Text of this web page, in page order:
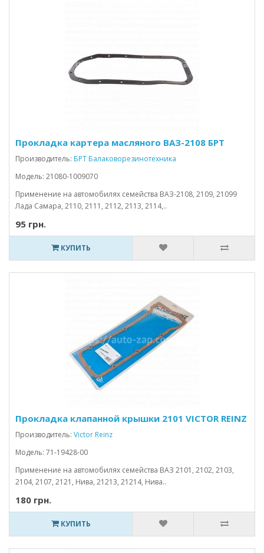
Прокладка картера масляного ВАЗ-2108 БРТ
Производитель: БРТ Балаковорезинотехника
Модель: 21080-1009070
Применение на автомобилях семейства ВАЗ-2108, 2109, 21099
Лада Самара, 2110, 2111, 2112, 2113, 2114,..
95 грн.
КУПИТЬ
Прокладка клапанной крышки 2101 VICTOR REINZ
Производитель: Victor Reinz
Модель: 71-19428-00
Применение на автомобилях семейства ВАЗ 2101, 2102, 2103,
2104, 2107, 2121, Нива, 21213, 21214, Нива..
180 грн.
КУПИТЬ